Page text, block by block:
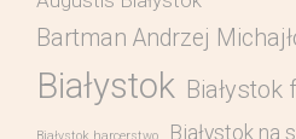
Bartman Andrzej
Białystok Białystok
Białystok na